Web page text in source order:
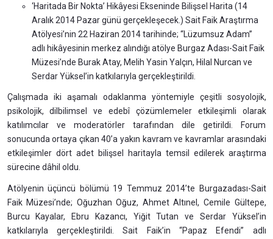
‘Haritada Bir Nokta’ Hikâyesi Ekseninde Bilişsel Harita (14
Aralık 2014 Pazar günü gerçekleşecek.) Sait Faik Araştırma
Atölyesi’nin 22 Haziran 2014 tarihinde; “Lüzumsuz Adam”
adlı hikâyesinin merkez alındığı atölye Burgaz Adası-Sait Faik
Müzesi’nde Burak Atay, Melih Yasin Yalçın, Hilal Nurcan ve
Serdar Yüksel’in katkılarıyla gerçekleştirildi.
Çalışmada iki aşamalı odaklanma yöntemiyle çeşitli sosyolojik,
psikolojik, dilbilimsel ve edebî çözümlemeler etkileşimli olarak
katılımcılar ve moderatörler tarafından dile getirildi. Forum
sonucunda ortaya çıkan 40’a yakın kavram ve kavramlar arasındaki
etkileşimler dört adet bilişsel haritayla temsil edilerek araştırma
sürecine dâhil oldu.
Atölyenin üçüncü bölümü 19 Temmuz 2014’te Burgazadası-Sait
Faik Müzesi’nde; Oğuzhan Oğuz, Ahmet Altınel, Cemile Gültepe,
Burcu Kayalar, Ebru Kazancı, Yiğit Tutan ve Serdar Yüksel’in
katkılarıyla gerçekleştirildi. Sait Faik’in “Papaz Efendi” adlı